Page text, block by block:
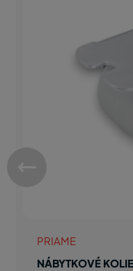
PRIAME
NÁBYTKOVÉ